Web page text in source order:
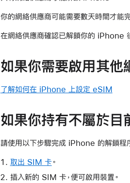
你的網絡供應商可能需要數天時間才能
在網絡供應商確認已解鎖你的 iPhone
如果你需要啟用其他
了解如何在 iPhone 上設定 eSIM
如果你持有不屬於
請使用以下步驟完成 iPhone 的解鎖程
取出 SIM 卡。
插入新的 SIM 卡，便可啟用裝置。